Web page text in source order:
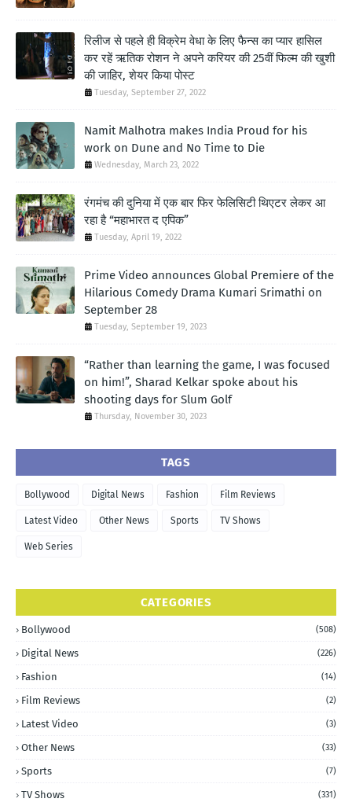
रिलीज से पहले ही विक्रेम वेधा के लिए फैन्स का प्यार हासिल
कर रहें ऋतिक रोशन ने अपने करियर की 25वीं फिल्म की खुशी
की जाहिर, शेयर किया पोस्ट
Tuesday, September 27, 2022
Namit Malhotra makes India Proud for his
work on Dune and No Time to Die
Wednesday, March 23, 2022
रंगमंच की दुनिया में एक बार फिर फेलिसिटी थिएटर लेकर आ
रहा है “महाभारत द एपिक”
Tuesday, April 19, 2022
Prime Video announces Global Premiere of the
Hilarious Comedy Drama Kumari Srimathi on
September 28
Tuesday, September 19, 2023
“Rather than learning the game, I was focused
on him!”, Sharad Kelkar spoke about his
shooting days for Slum Golf
Thursday, November 30, 2023
TAGS
Bollywood Digital News Fashion Film Reviews
Latest Video Other News Sports TV Shows
Web Series
CATEGORIES
Bollywood (508)
Digital News (226)
Fashion (14)
Film Reviews (2)
Latest Video (3)
Other News (33)
Sports (7)
TV Shows (331)